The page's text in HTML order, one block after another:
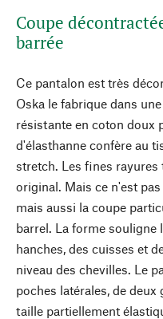
Coupe
barrée
Ce pantalon est très
Oska le fabrique dans
résistante en coton doux
d'élasthanne confère au
stretch. Les fines
original. Mais ce n'est
mais aussi la coupe
barrel. La forme souligne
hanches, des cuisses et
niveau des chevilles. Le
poches latérales, de
taille partiellement